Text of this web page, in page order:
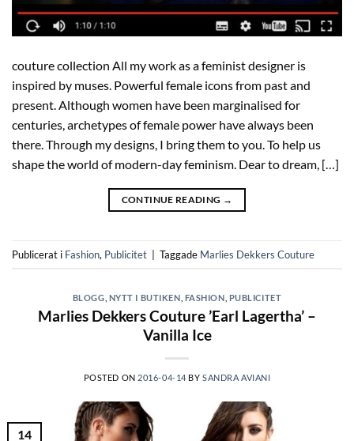
couture collection All my work as a feminist designer is
inspired by muses. Powerful female icons from past and
present. Although women have been marginalised for
centuries, archetypes of female power have always been
there. Through my designs, I bring them to you. To help us
shape the world of modern-day feminism. Dear to dream, […]
CONTINUE READING →
Publicerat i Fashion, Publicitet Taggade Marlies Dekkers Couture
BLOGG NYTT I BUTIKEN FASHION PUBLICITET
Marlies Dekkers Couture ’Earl Lagertha’ –
Vanilla Ice
POSTED ON 2016-04-14 BYSANDRA AVIANI
14